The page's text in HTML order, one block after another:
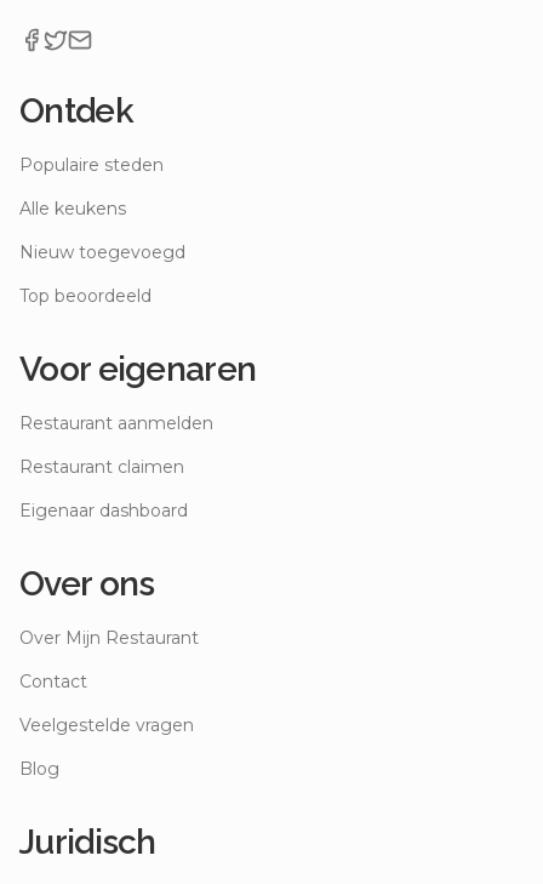
Ontdek
Populaire steden
Alle keukens
Nieuw toegevoegd
Top beoordeeld
Voor eigenaren
Restaurant aanmelden
Restaurant claimen
Eigenaar dashboard
Over ons
Over Mijn Restaurant
Contact
Veelgestelde vragen
Blog
Juridisch